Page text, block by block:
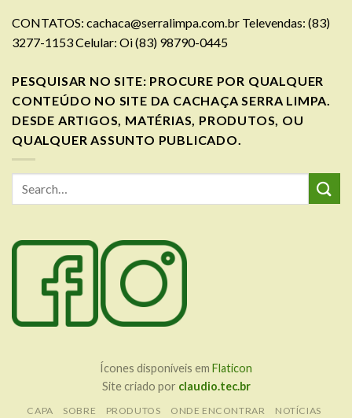
CONTATOS: cachaca@serralimpa.com.br Televendas: (83)
3277-1153 Celular: Oi (83) 98790-0445
PESQUISAR NO SITE: PROCURE POR QUALQUER
CONTEÚDO NO SITE DA CACHAÇA SERRA LIMPA.
DESDE ARTIGOS, MATÉRIAS, PRODUTOS, OU
QUALQUER ASSUNTO PUBLICADO.
Ícones disponíveis em Flaticon
Site criado por claudio.tec.br
CAPA SOBRE PRODUTOS ONDE ENCONTRAR
NOTÍCIAS